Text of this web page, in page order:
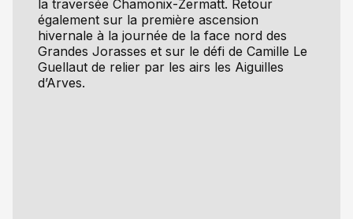
la traversée Chamonix-Zermatt. Retour
également sur la première ascension
hivernale à la journée de la face nord des
Grandes Jorasses et sur le défi de Camille Le
Guellaut de relier par les airs les Aiguilles
d’Arves.